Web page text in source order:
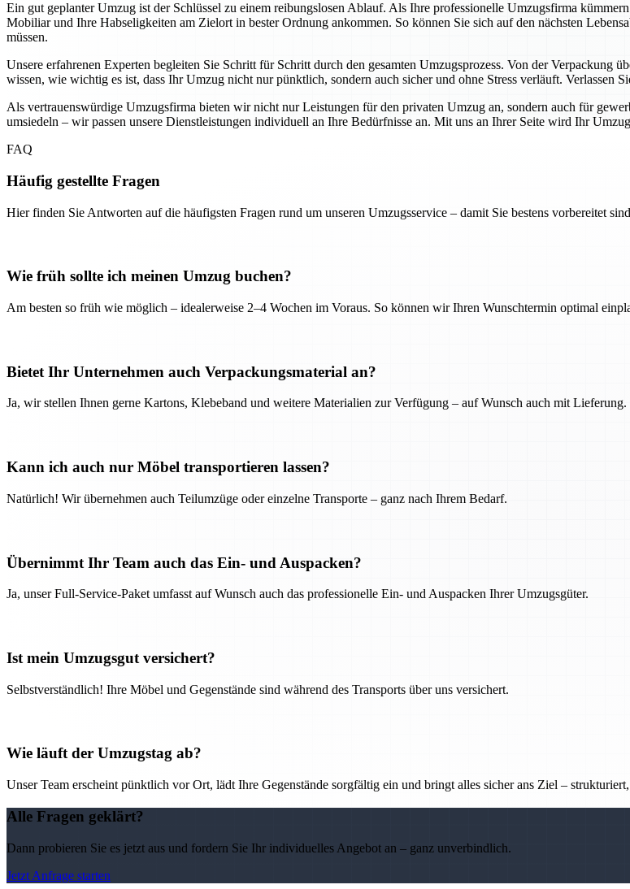
Ein gut geplanter Umzug ist der Schlüssel zu einem reibungslosen Ablauf. Als Ihre professionelle Umzugsfirma
Mobiliar und Ihre Habseligkeiten am Zielort in bester Ordnung ankommen. So können Sie sich auf den nächsten
müssen.
Unsere erfahrenen Experten begleiten Sie Schritt für Schritt durch den gesamten Umzugsprozess. Von der Verpackung
wissen, wie wichtig es ist, dass Ihr Umzug nicht nur pünktlich, sondern auch sicher und ohne Stress verläuft. Verlassen
Als vertrauenswürdige Umzugsfirma bieten wir nicht nur Leistungen für den privaten Umzug an, sondern auch für
umsiedeln – wir passen unsere Dienstleistungen individuell an Ihre Bedürfnisse an. Mit uns an Ihrer Seite wird Ihr
FAQ
Häufig gestellte Fragen
Hier finden Sie Antworten auf die häufigsten Fragen rund um unseren Umzugsservice – damit Sie bestens vorbereitet
Wie früh sollte ich meinen Umzug buchen?
Am besten so früh wie möglich – idealerweise 2–4 Wochen im Voraus. So können wir Ihren Wunschtermin optimal
Bietet Ihr Unternehmen auch Verpackungsmaterial an?
Ja, wir stellen Ihnen gerne Kartons, Klebeband und weitere Materialien zur Verfügung – auf Wunsch auch mit Lieferung.
Kann ich auch nur Möbel transportieren lassen?
Natürlich! Wir übernehmen auch Teilumzüge oder einzelne Transporte – ganz nach Ihrem Bedarf.
Übernimmt Ihr Team auch das Ein- und Auspacken?
Ja, unser Full-Service-Paket umfasst auf Wunsch auch das professionelle Ein- und Auspacken Ihrer Umzugsgüter.
Ist mein Umzugsgut versichert?
Selbstverständlich! Ihre Möbel und Gegenstände sind während des Transports über uns versichert.
Wie läuft der Umzugstag ab?
Unser Team erscheint pünktlich vor Ort, lädt Ihre Gegenstände sorgfältig ein und bringt alles sicher ans Ziel –
Alle Fragen geklärt?
Dann probieren Sie es jetzt aus und fordern Sie Ihr individuelles Angebot an – ganz unverbindlich.
Jetzt Anfrage starten